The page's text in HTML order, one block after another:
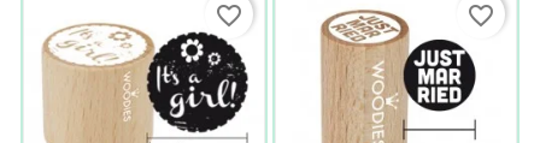
favorite_border favorite_border